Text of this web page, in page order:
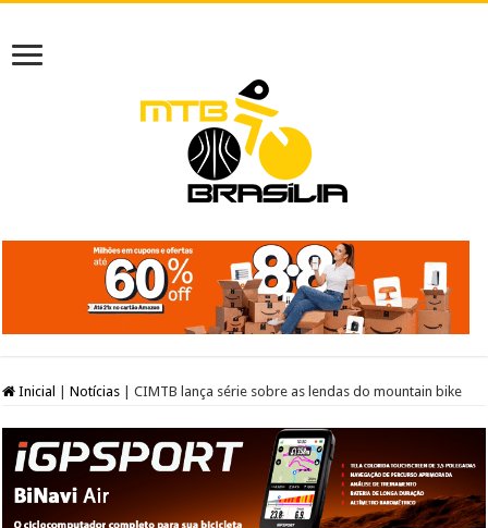
Inicial Notícias CIMTB lança série sobre as lendas do mountain bike